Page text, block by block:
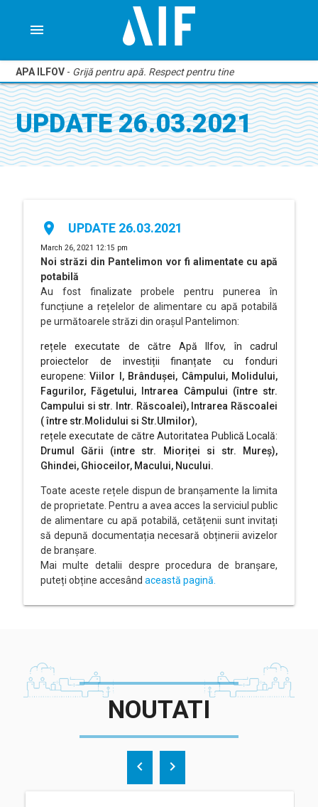
menu
APA ILFOV - Grijă pentru apă. Respect pentru tine
UPDATE 26.03.2021
place UPDATE 26.03.2021
March 26, 2021 12:15 pm
Noi străzi din Pantelimon vor fi alimentate cu apă
potabilă
Au fost finalizate probele pentru punerea în
funcțiune a rețelelor de alimentare cu apă potabilă
pe următoarele străzi din orașul Pantelimon:
rețele executate de către Apă Ilfov, în cadrul
proiectelor de investiții finanțate cu fonduri
europene:Viilor l, Brândușei, Câmpului, Molidului,
Fagurilor, Făgetului, Intrarea Câmpului (între str.
Campului si str. Intr. Răscoalei), Intrarea Răscoalei
( între str.Molidului si Str.Ulmilor),
rețele executate de către Autoritatea Publică Locală:
Drumul Gării (intre str. Mioriței si str. Mureș),
Ghindei, Ghioceilor, Macului, Nucului.
Toate aceste rețele dispun de branșamente la limita
de proprietate. Pentru a avea acces la serviciul public
de alimentare cu apă potabilă, cetățenii sunt invitați
să depună documentația necesară obținerii avizelor
de branșare.
Mai multe detalii despre procedura de branșare,
puteți obține accesând această pagină.
NOUTATI
chevron_left chevron_right